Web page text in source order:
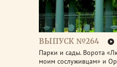
ВЫПУСК №264
Парки и сады. Ворота
моим сослуживцам» и